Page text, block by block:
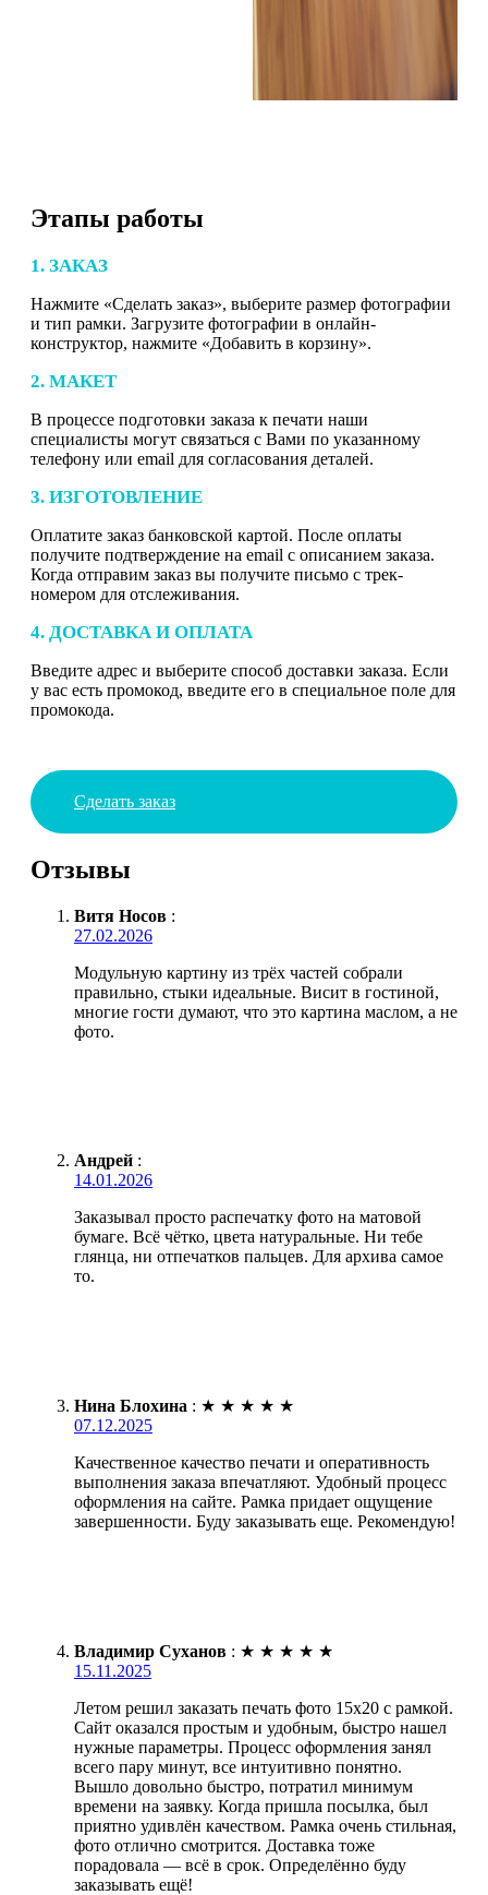
Этапы работы
1. ЗАКАЗ
Нажмите «Сделать заказ», выберите размер фотографии
и тип рамки. Загрузите фотографии в онлайн-
конструктор, нажмите «Добавить в корзину».
2. МАКЕТ
В процессе подготовки заказа к печати наши
специалисты могут связаться с Вами по указанному
телефону или email для согласования деталей.
3. ИЗГОТОВЛЕНИЕ
Оплатите заказ банковской картой. После оплаты
получите подтверждение на email с описанием заказа.
Когда отправим заказ вы получите письмо с трек-
номером для отслеживания.
4. ДОСТАВКА И ОПЛАТА
Введите адрес и выберите способ доставки заказа. Если
у вас есть промокод, введите его в специальное поле для
промокода.
Сделать заказ
Отзывы
Витя Носов :
27.02.2026
Модульную картину из трёх частей собрали
правильно, стыки идеальные. Висит в гостиной,
многие гости думают, что это картина маслом, а не
фото.
Андрей :
14.01.2026
Заказывал просто распечатку фото на матовой
бумаге. Всё чётко, цвета натуральные. Ни тебе
глянца, ни отпечатков пальцев. Для архива самое
то.
Нина Блохина : ★ ★ ★ ★ ★
07.12.2025
Качественное качество печати и оперативность
выполнения заказа впечатляют. Удобный процесс
оформления на сайте. Рамка придает ощущение
завершенности. Буду заказывать еще. Рекомендую!
Владимир Суханов : ★ ★ ★ ★ ★
15.11.2025
Летом решил заказать печать фото 15х20 с рамкой.
Сайт оказался простым и удобным, быстро нашел
нужные параметры. Процесс оформления занял
всего пару минут, все интуитивно понятно.
Вышло довольно быстро, потратил минимум
времени на заявку. Когда пришла посылка, был
приятно удивлён качеством. Рамка очень стильная,
фото отлично смотрится. Доставка тоже
порадовала — всё в срок. Определённо буду
заказывать ещё!